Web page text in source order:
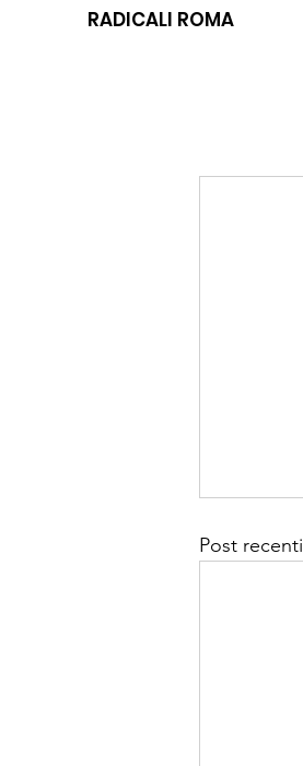
RADICALI ROMA
Post recenti